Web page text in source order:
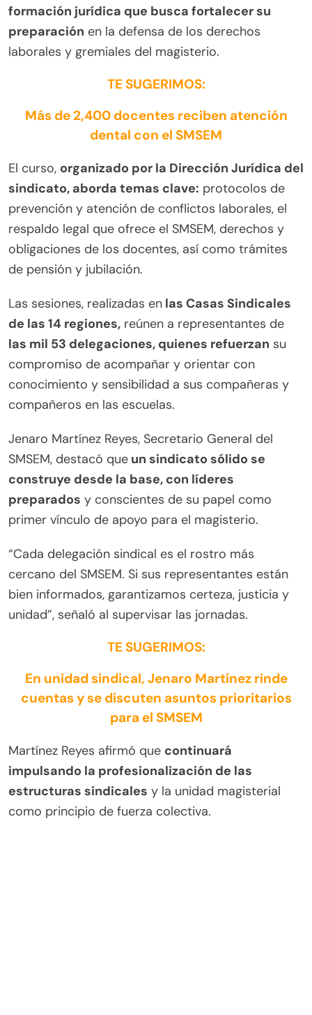
formación jurídica que busca fortalecer su
preparación en la defensa de los derechos
laborales y gremiales del magisterio.
TE SUGERIMOS:
Más de 2,400 docentes reciben atención
dental con el SMSEM
El curso, organizado por la Dirección Jurídica del
sindicato, aborda temas clave: protocolos de
prevención y atención de conflictos laborales, el
respaldo legal que ofrece el SMSEM, derechos y
obligaciones de los docentes, así como trámites
de pensión y jubilación.
Las sesiones, realizadas en las Casas Sindicales
de las 14 regiones, reúnen a representantes de
las mil 53 delegaciones, quienes refuerzan su
compromiso de acompañar y orientar con
conocimiento y sensibilidad a sus compañeras y
compañeros en las escuelas.
Jenaro Martínez Reyes, Secretario General del
SMSEM, destacó que un sindicato sólido se
construye desde la base, con líderes
preparados y conscientes de su papel como
primer vínculo de apoyo para el magisterio.
“Cada delegación sindical es el rostro más
cercano del SMSEM. Si sus representantes están
bien informados, garantizamos certeza, justicia y
unidad”, señaló al supervisar las jornadas.
TE SUGERIMOS:
En unidad sindical, Jenaro Martínez rinde
cuentas y se discuten asuntos prioritarios
para el SMSEM
Martínez Reyes afirmó que continuará
impulsando la profesionalización de las
estructuras sindicales y la unidad magisterial
como principio de fuerza colectiva.